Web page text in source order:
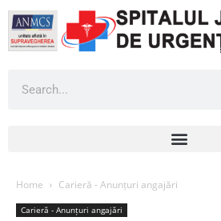
Home Carieră - Anunțuri angajări
Carieră - Anunțuri angajări